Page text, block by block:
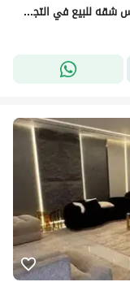
بخصم 35% استلم فوري بتشطيب الترا سوبر لوكس شقه للبيع في التجمع الخامس كمبوند مايان Mayan new cairo امام الرحاب بجوار كريك تاون والمطار دقائق من AUC